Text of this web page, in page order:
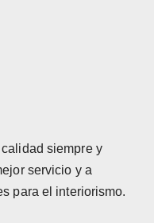
siempre y
servicio y a
para el interiorismo.